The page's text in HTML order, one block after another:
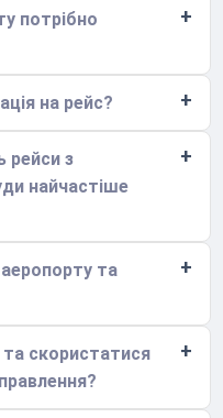
потрібно
на рейс?
рейси з
найчастіше
аеропорту та
та скористатися